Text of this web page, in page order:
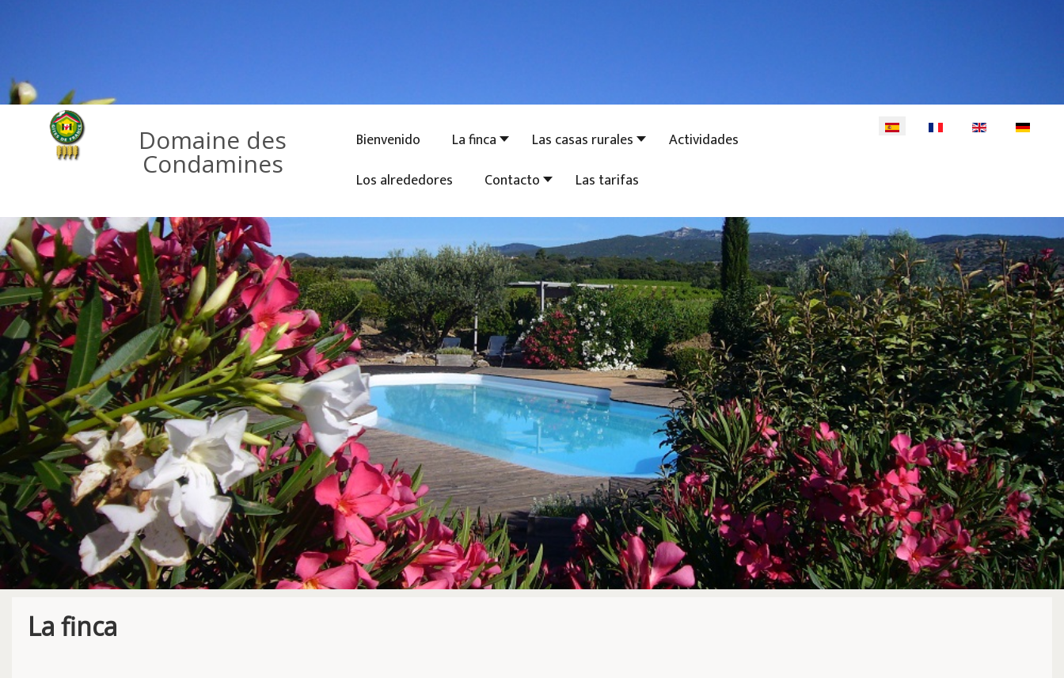
Domaine des
Condamines
Bienvenido La finca Las casas rurales
Actividades
Los alrededores
Contacto Las tarifas
Seleccione su idioma
La finca